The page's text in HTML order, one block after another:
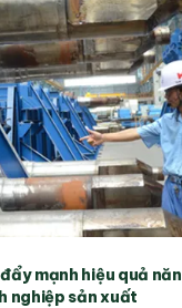
mạnh hiệu quả
nghiệp sản xuất